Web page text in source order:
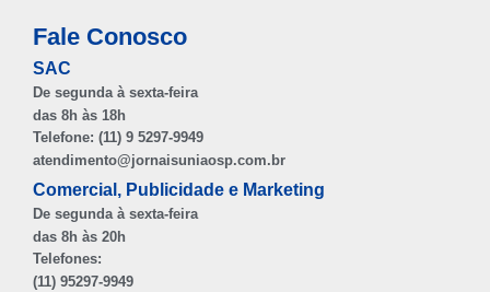
Fale Conosco
SAC
De segunda à sexta-feira
das 8h às 18h
Telefone: (11) 9 5297-9949
atendimento@jornaisuniaosp.com.br
Comercial, Publicidade e Marketing
De segunda à sexta-feira
das 8h às 20h
Telefones:
(11) 95297-9949